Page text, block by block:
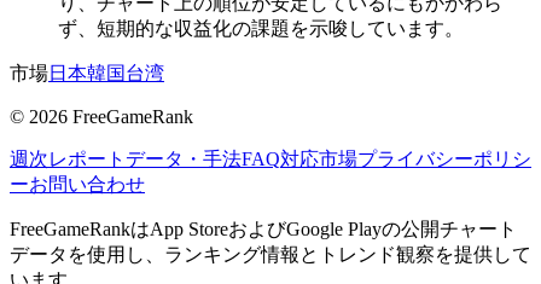
ず、短期的な収益化の課題を示唆しています。
市場日本韓国台湾
© 2026 FreeGameRank
週次レポート データ・手法FAQ対応市場プライバシーポリシ
ーお問い合わせ
FreeGameRankはApp StoreおよびGoogle Playの公開チャート
データを使用し、ランキング情報とトレンド観察を提供して
います。